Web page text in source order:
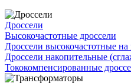
Дроссели
Высокочастотные дроссели
Дроссели высокочастотные
Дроссели накопительные
Тококомпенсированные